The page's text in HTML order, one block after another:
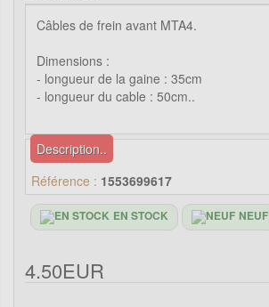
Câbles de frein avant MTA4.
Dimensions :
- longueur de la gaine : 35cm
- longueur du cable : 50cm..
Description..
Référence : 1553699617
EN STOCK NEUF
4.50EUR